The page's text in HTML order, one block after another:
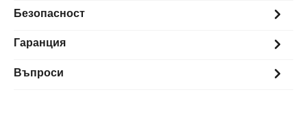
Безопасност
Гаранция
Въпроси